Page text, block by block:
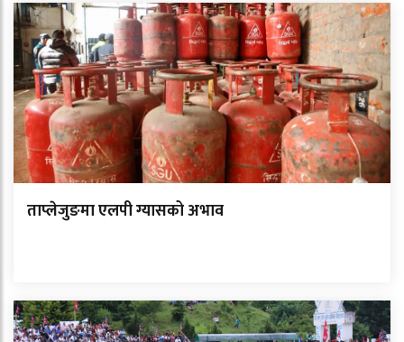
ताप्लेजुङमा एलपी ग्यासको अभाव